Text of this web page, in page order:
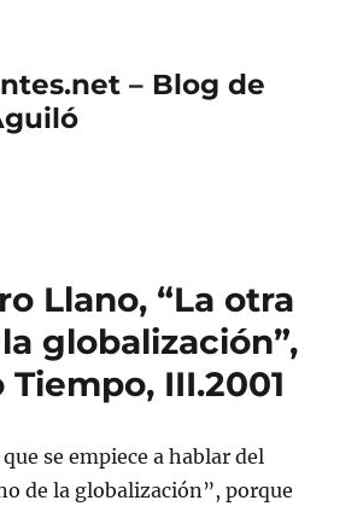
– Blog de
Llano, “La otra
globalización”,
III.2001
se empiece a hablar del
de la globalización”, porque